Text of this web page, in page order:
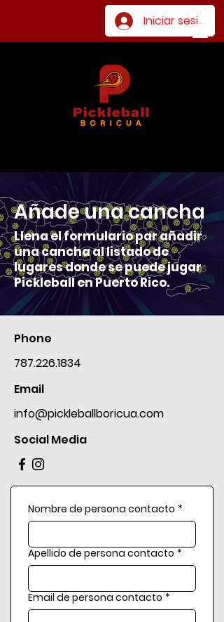
Iniciar sesión
Añade una cancha
Llena el formulario par añadir
una cancha al listado de
lugares donde se puede jugar
Pickleball en Puerto Rico.
Phone
787.226.1834
Email
info@pickleballboricua.com
Social Media
Nombre de persona contacto *
Apellido de persona contacto *
Email de persona contacto *